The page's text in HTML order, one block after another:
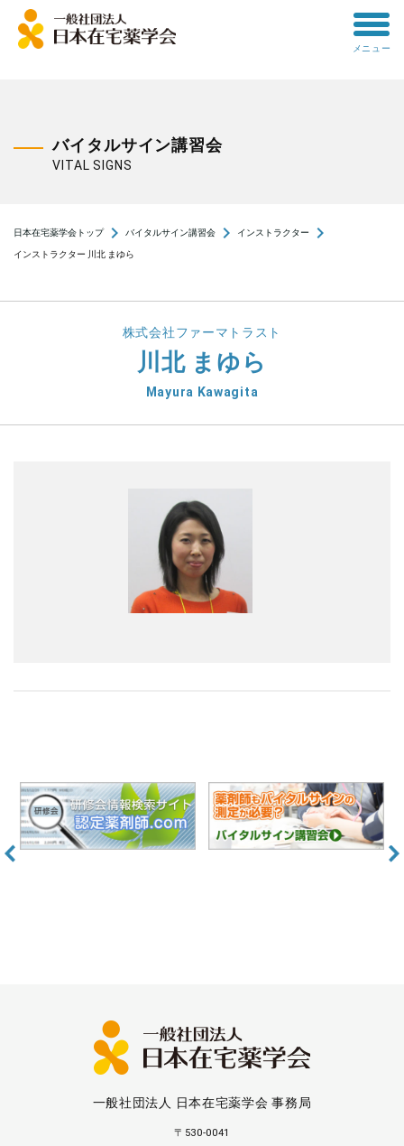
toggle
メニュー
バイタルサイン講習会
VITAL SIGNS
日本在宅薬学会トップnavigate_next バイタルサイン講習会 navigate_next インストラクター navigate_next
インストラクター 川北 まゆら
株式会社ファーマトラスト
川北 まゆら
Mayura Kawagita
一般社団法人 日本在宅薬学会 事務局
〒530-0041